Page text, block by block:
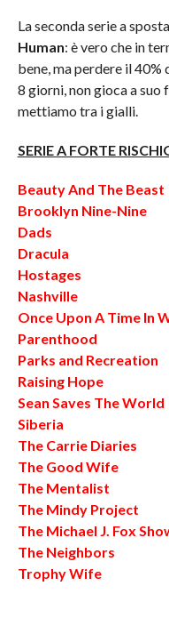
La seconda serie a
Human: è vero che in
bene, ma perdere il
8 giorni, non gioca a
mettiamo tra i gialli.
SERIE A FORTE
Beauty And The Beast
Brooklyn Nine-Nine
Dads
Dracula
Hostages
Nashville
Once Upon A Time In
Parenthood
Parks and Recreation
Raising Hope
Sean Saves The World
Siberia
The Carrie Diaries
The Good Wife
The Mentalist
The Mindy Project
The Michael J. Fox
The Neighbors
Trophy Wife